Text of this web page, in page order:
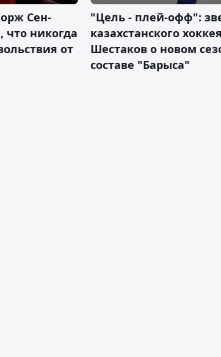
Сен-
что никогда
от
"Цель - плей-офф":
казахстанского
Шестаков о новом
составе "Барыса"